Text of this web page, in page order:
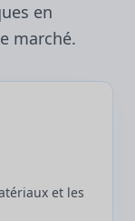
en
marché.
et les